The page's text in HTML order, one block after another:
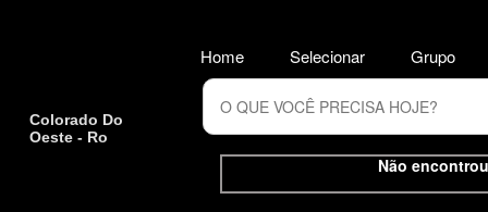
Colorado Do
Oeste - Ro
Não
Home Selecionar Grupo